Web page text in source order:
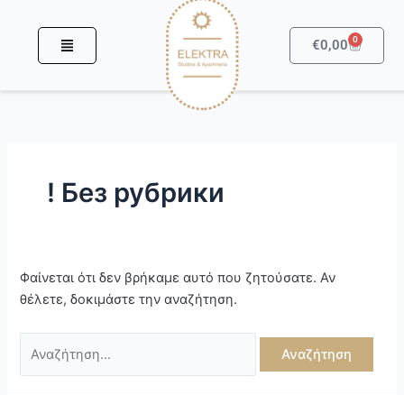
περιεχόμενο
€0,00 0
! Без рубрики
Φαίνεται ότι δεν βρήκαμε αυτό που ζητούσατε. Αν
θέλετε, δοκιμάστε την αναζήτηση.
για: